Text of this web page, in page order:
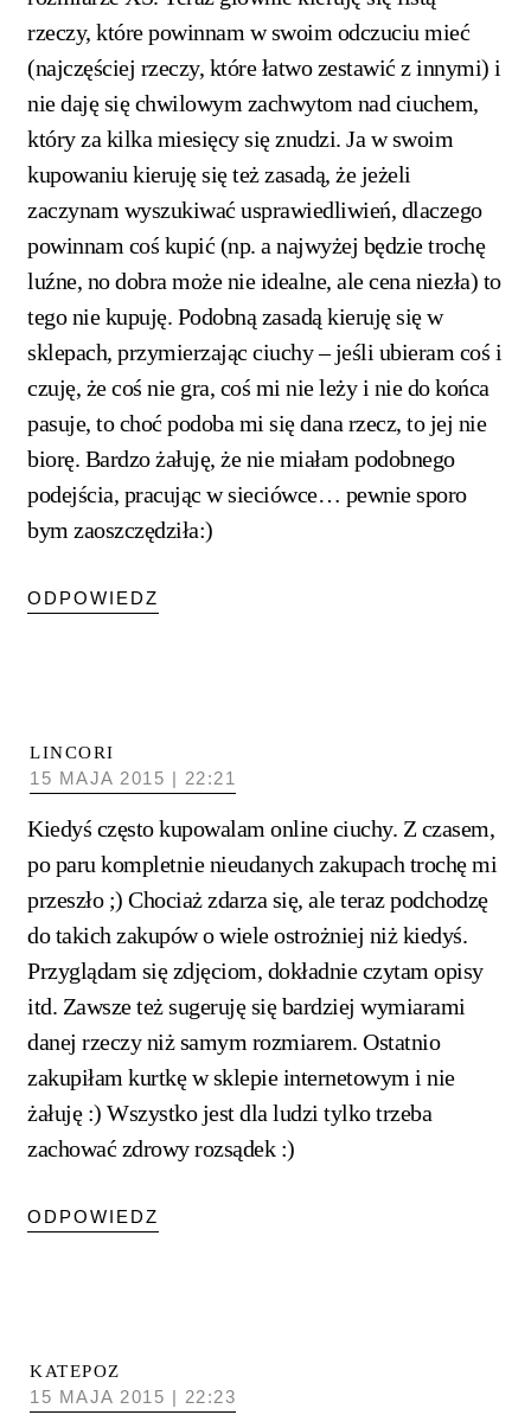
rzeczy, które powinnam w swoim odczuciu mieć
(najczęściej rzeczy, które łatwo zestawić z innymi) i
nie daję się chwilowym zachwytom nad ciuchem,
który za kilka miesięcy się znudzi. Ja w swoim
kupowaniu kieruję się też zasadą, że jeżeli
zaczynam wyszukiwać usprawiedliwień, dlaczego
powinnam coś kupić (np. a najwyżej będzie trochę
luźne, no dobra może nie idealne, ale cena niezła) to
tego nie kupuję. Podobną zasadą kieruję się w
sklepach, przymierzając ciuchy – jeśli ubieram coś i
czuję, że coś nie gra, coś mi nie leży i nie do końca
pasuje, to choć podoba mi się dana rzecz, to jej nie
biorę. Bardzo żałuję, że nie miałam podobnego
podejścia, pracując w sieciówce… pewnie sporo
bym zaoszczędziła:)
ODPOWIEDZ
LINCORI
15 MAJA 2015 | 22:21
Kiedyś często kupowalam online ciuchy. Z czasem,
po paru kompletnie nieudanych zakupach trochę mi
przeszło ;) Chociaż zdarza się, ale teraz podchodzę
do takich zakupów o wiele ostrożniej niż kiedyś.
Przyglądam się zdjęciom, dokładnie czytam opisy
itd. Zawsze też sugeruję się bardziej wymiarami
danej rzeczy niż samym rozmiarem. Ostatnio
zakupiłam kurtkę w sklepie internetowym i nie
żałuję :) Wszystko jest dla ludzi tylko trzeba
zachować zdrowy rozsądek :)
ODPOWIEDZ
KATEPOZ
15 MAJA 2015 | 22:23